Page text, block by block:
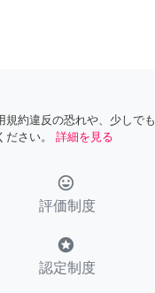
約違反の恐れや、少しでも
さい。
詳細を見る
tag_faces
評価制度
stars
認定制度